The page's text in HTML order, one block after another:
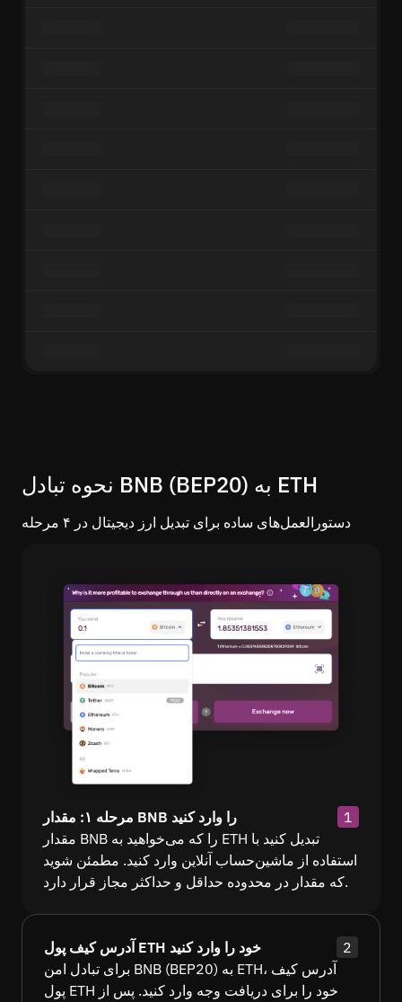
نحوه تبادل BNB (BEP20) به ETH
دستورالعمل‌های ساده برای تبدیل ارز دیجیتال در ۴ مرحله
مرحله ۱: مقدار BNB را وارد کنید
1
مقدار BNB را که می‌خواهید به ETH تبدیل کنید با
استفاده از ماشین‌حساب آنلاین وارد کنید. مطمئن شوید
که مقدار در محدوده حداقل و حداکثر مجاز قرار دارد.
آدرس کیف پول ETH خود را وارد کنید
2
برای تبادل امن BNB (BEP20) به ETH، آدرس کیف
پول ETH خود را برای دریافت وجه وارد کنید. پس از